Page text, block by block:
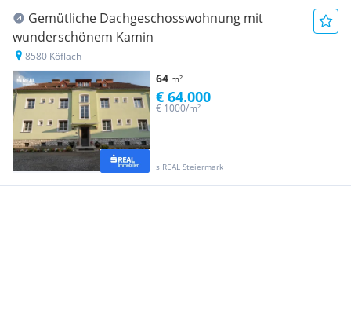
Gemütliche Dachgeschosswohnung mit
wunderschönem Kamin
8580 Köflach
64 m²
s REAL Steiermark
€ 1000/m²
€ 64.000